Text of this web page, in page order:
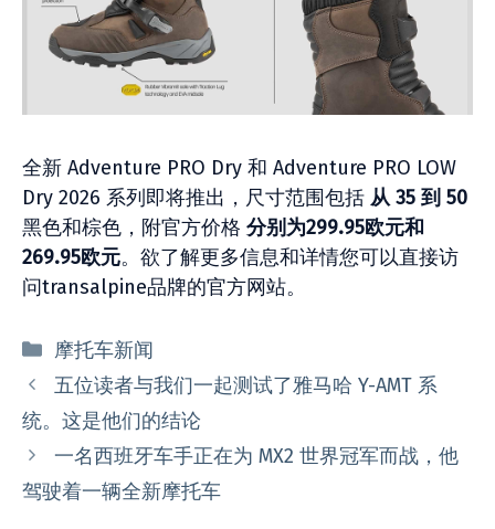
全新 Adventure PRO Dry 和 Adventure PRO LOW
Dry 2026 系列即将推出，尺寸范围包括 从 35 到 50
黑色和棕色，附官方价格 分别为299.95欧元和
269.95欧元。欲了解更多信息和详情您可以直接访
问transalpine品牌的官方网站。
分
类
摩托车新闻
五位读者与我们一起测试了雅马哈 Y-AMT 系
统。这是他们的结论
一名西班牙车手正在为 MX2 世界冠军而战，他
驾驶着一辆全新摩托车